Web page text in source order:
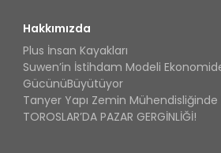
Hakkımızda
Plus İnsan Kayakları
Suwen’in İstihdam Modeli
GücünüBüyütüyor
Tanyer Yapı Zemin
TOROSLAR’DA PAZAR GERGİNLİĞİ!